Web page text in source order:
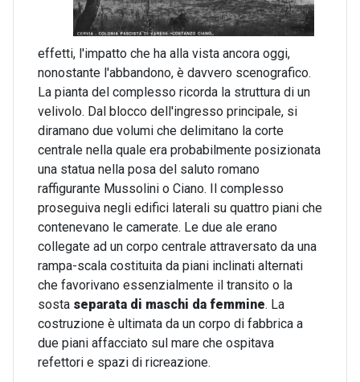
effetti, l'impatto che ha alla vista ancora oggi,
nonostante l'abbandono, è davvero scenografico.
La pianta del complesso ricorda la struttura di un
velivolo. Dal blocco dell'ingresso principale, si
diramano due volumi che delimitano la corte
centrale nella quale era probabilmente posizionata
una statua nella posa del saluto romano
raffigurante Mussolini o Ciano. Il complesso
proseguiva negli edifici laterali su quattro piani che
contenevano le camerate. Le due ale erano
collegate ad un corpo centrale attraversato da una
rampa-scala costituita da piani inclinati alternati
che favorivano essenzialmente il transito o la
sosta separata di maschi da femmine. La
costruzione è ultimata da un corpo di fabbrica a
due piani affacciato sul mare che ospitava
refettori e spazi di ricreazione.